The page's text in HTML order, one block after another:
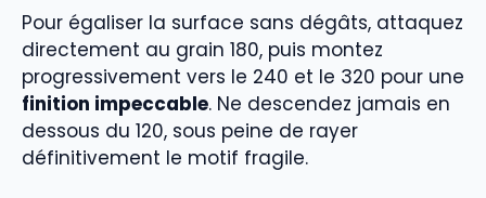
Pour égaliser la surface sans dégâts, attaquez
directement au grain 180, puis montez
progressivement vers le 240 et le 320 pour une
finition impeccable. Ne descendez jamais en
dessous du 120, sous peine de rayer
définitivement le motif fragile.